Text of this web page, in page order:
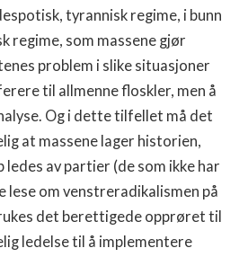
tyrannisk regime, i bunn
regime, som massene gjør
problem i slike situasjoner
til allmenne floskler, men å
Og i dette tilfellet må det
at massene lager historien,
ledes av partier (de som ikke har
om venstreradikalismen på
det berettigede opprøret til
ledelse til å implementere